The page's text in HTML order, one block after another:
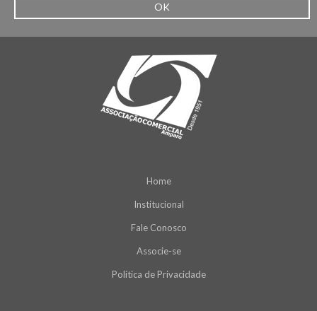
OK
Home
Institucional
Fale Conosco
Associe-se
Política de Privacidade